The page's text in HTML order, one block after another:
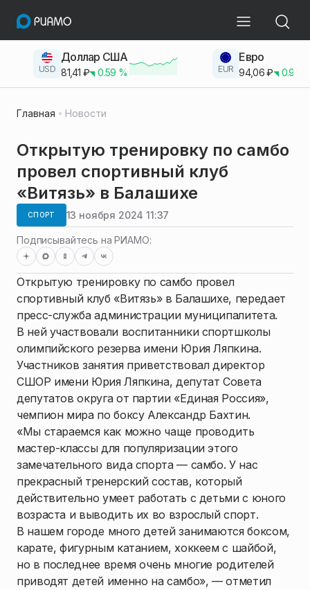
USD
Доллар США
81,41 ₽ 0.59 % EUR
Евро
94,06₽ 0.93
Главная Новости
Открытую тренировку по самбо
провел спортивный клуб
«Витязь» в Балашихе
СПОРТ 13 ноября 2024 11:37
Подписывайтесь на РИАМО:
Открытую тренировку по самбо провел
спортивный клуб «Витязь» в Балашихе, передает
пресс-служба администрации муниципалитета.
В ней участвовали воспитанники спортшколы
олимпийского резерва имени Юрия Ляпкина.
Участников занятия приветствовал директор
СШОР имени Юрия Ляпкина, депутат Совета
депутатов округа от партии «Единая Россия»,
чемпион мира по боксу Александр Бахтин.
«Мы стараемся как можно чаще проводить
мастер-классы для популяризации этого
замечательного вида спорта — самбо. У нас
прекрасный тренерский состав, который
действительно умеет работать с детьми с юного
возраста и выводить их во взрослый спорт.
В нашем городе много детей занимаются боксом,
карате, фигурным катанием, хоккеем с шайбой,
но в последнее время очень многие родителей
приводят детей именно на самбо», — отметил